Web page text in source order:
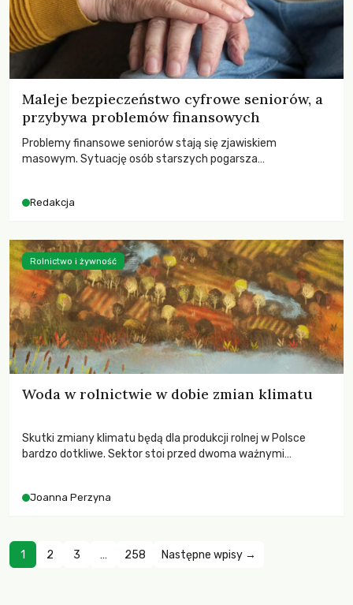
Maleje bezpieczeństwo cyfrowe seniorów, a
przybywa problemów finansowych
Problemy finansowe seniorów stają się zjawiskiem
masowym. Sytuację osób starszych pogarsza
Redakcja
Woda w rolnictwie w dobie zmian klimatu
Skutki zmiany klimatu będą dla produkcji rolnej w Polsce
bardzo dotkliwe. Sektor stoi przed dwoma ważnymi
zachodzących zmian klimatycznych. Wymagać to będzie
Joanna Perzyna
Rolnictwo i żywność
1 2 3 … 258 Następne wpisy →